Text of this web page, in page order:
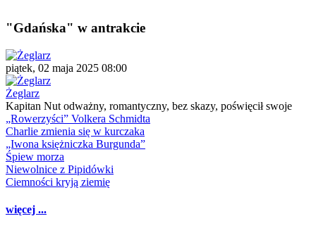
"Gdańska" w antrakcie
piątek, 02 maja 2025 08:00
Żeglarz
Kapitan Nut odważny, romantyczny, bez skazy, poświęcił swoje
„Rowerzyści” Volkera Schmidta
Charlie zmienia się w kurczaka
„Iwona księżniczka Burgunda”
Śpiew morza
Niewolnice z Pipidówki
Ciemności kryją ziemię
więcej ...